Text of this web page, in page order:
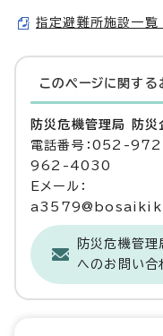
指定避難所施設一
このページに関する
防災危機管理局 防
電話番号：052-
962-4030
Eメール：
防災危機管
へのお問い合